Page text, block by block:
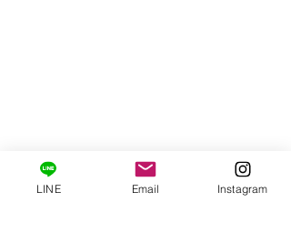
LINE Email Instagram